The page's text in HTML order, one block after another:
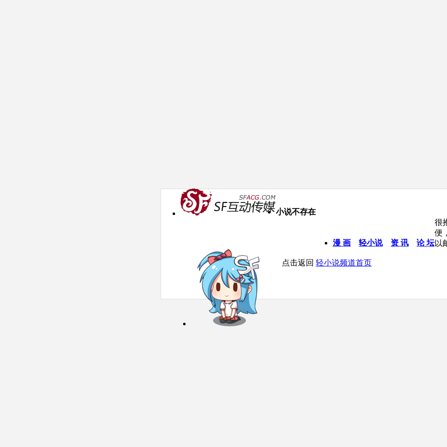
漫 画 轻小说 资 讯 论 坛
小说不存在
很
便
以
点击返回 轻小说频道首页